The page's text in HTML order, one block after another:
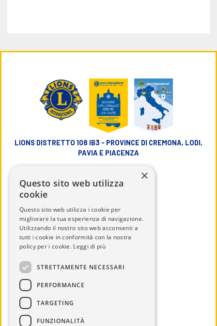
LIONS DISTRETTO 108 IB3 - PROVINCE DI CREMONA, LODI,
PAVIA E PIACENZA
CHI SIAMO
IL DISTRETTO
NEWS ED EVENTI
×
Questo sito web utilizza
cookie
Questo sito web utilizza i cookie per
migliorare la tua esperienza di navigazione.
Utilizzando il nostro sito web acconsenti a
tutti i cookie in conformità con la nostra
policy per i cookie. Leggi di più
STRETTAMENTE NECESSARI
PERFORMANCE
TARGETING
FUNZIONALITÀ